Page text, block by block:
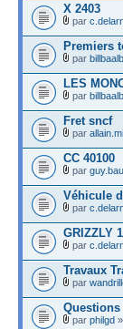
X 2403
par
Premiers
par
LES
par
Fret sncf
par
CC 40100
par
Véhicule
par
GRIZZLY
par
Travaux
par
par philgd